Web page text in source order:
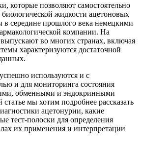
которые позволяют самостоятельно
жидкости ацетоновых
в середине прошлого века немецкими
компании. На
во многих странах, включая
характеризуются достаточной
используются и с
и для мониторинга состояния
обменными и эндокринными
мы хотим подробнее рассказать
ацетонурии, какие
тест-полоски для определения
их применения и интерпретации